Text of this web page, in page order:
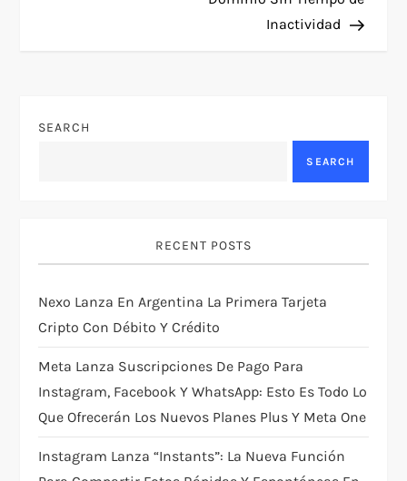
a
g
a
t
i
o
Inactividad
SEARCH
SEARCH
RECENT POSTS
Nexo Lanza En Argentina La Primera Tarjeta
Cripto Con Débito Y Crédito
Meta Lanza Suscripciones De Pago Para
Instagram, Facebook Y WhatsApp: Esto Es Todo Lo
Que Ofrecerán Los Nuevos Planes Plus Y Meta One
Instagram Lanza “Instants”: La Nueva Función